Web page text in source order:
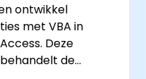
behulp van
efficiëntere
ontwikkel
met VBA in
Deze
de